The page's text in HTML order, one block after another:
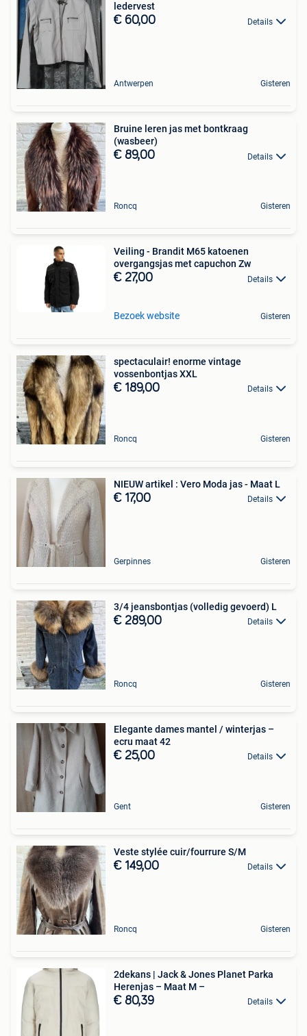
ledervest
€ 60,00 Details
Antwerpen Gisteren
Bruine leren jas met bontkraag
(wasbeer)
€ 89,00 Details
Roncq Gisteren
Veiling - Brandit M65 katoenen
overgangsjas met capuchon Zw
€ 27,00 Details
Bezoek website Gisteren
spectaculair! enorme vintage
vossenbontjas XXL
€ 189,00 Details
Roncq Gisteren
NIEUW artikel : Vero Moda jas - Maat L
€ 17,00 Details
Gerpinnes Gisteren
3/4 jeansbontjas (volledig gevoerd) L
€ 289,00 Details
Roncq Gisteren
Elegante dames mantel / winterjas –
ecru maat 42
€ 25,00 Details
Gent Gisteren
Veste stylée cuir/fourrure S/M
€ 149,00 Details
Roncq Gisteren
2dekans | Jack & Jones Planet Parka
Herenjas – Maat M –
€ 80,39 Details